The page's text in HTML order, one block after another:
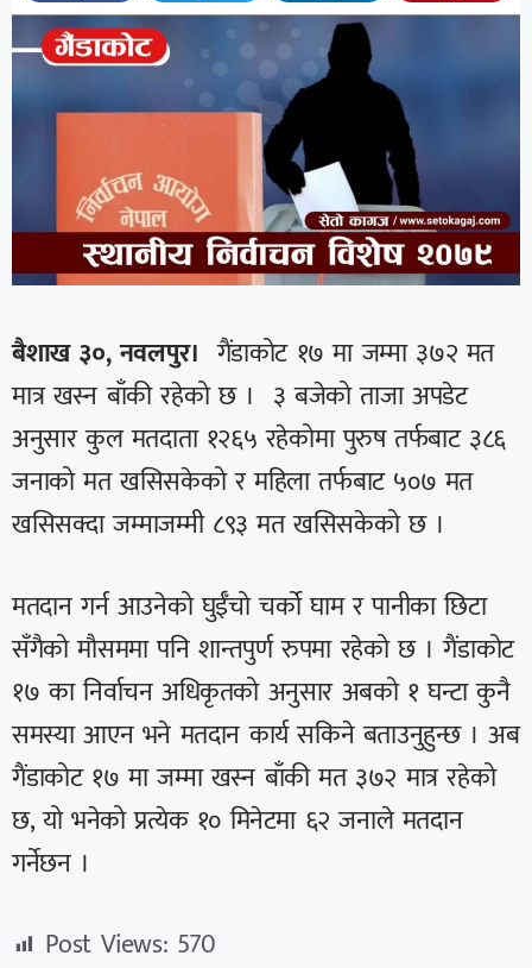
बैशाख ३०, नवलपुर। गैंडाकोट १७ मा जम्मा ३७२ मत
मात्र खस्न बाँकी रहेको छ । ३ बजेको ताजा अपडेट
अनुसार कुल मतदाता १२६५ रहेकोमा पुरुष तर्फबाट ३८६
जनाको मत खसिसकेको र महिला तर्फबाट ५०७ मत
खसिसक्दा जम्माजम्मी ८९३ मत खसिसकेको छ ।
मतदान गर्न आउनेको घुईँचो चर्को घाम र पानीका छिटा
सँगैको मौसममा पनि शान्तपुर्ण रुपमा रहेको छ । गैंडाकोट
१७ का निर्वाचन अधिकृतको अनुसार अबको १ घन्टा कुनै
समस्या आएन भने मतदान कार्य सकिने बताउनुहुन्छ । अब
गैंडाकोट १७ मा जम्मा खस्न बाँकी मत ३७२ मात्र रहेको
छ, यो भनेको प्रत्येक १० मिनेटमा ६२ जनाले मतदान
गर्नेछन ।
Post Views: 570